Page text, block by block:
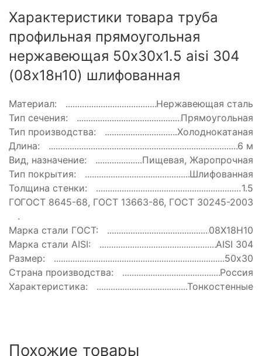
Характеристики товара труба
профильная прямоугольная
нержавеющая 50х30х1.5 aisi 304
(08х18н10) шлифованная
Материал:
Нержавеющая сталь
Тип сечения:
Прямоугольная
Тип производства:
Холоднокатаная
Длина:
6 м
Вид, назначение:
Пищевая, Жаропрочная
Тип покрытия:
Шлифованная
Толщина стенки:
1.5
ГОСТ:
ГОСТ 8645-68, ГОСТ 13663-86, ГОСТ 30245-2003
Марка стали ГОСТ:
08Х18Н10
Марка стали AISI:
AISI 304
Размер:
50х30
Страна производства:
Россия
Характеристика:
Тонкостенные
Похожие товары